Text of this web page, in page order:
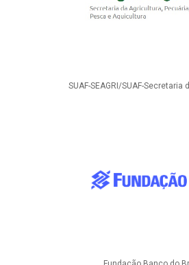
SUAF-SEAGRI/SUAF-Secretaria